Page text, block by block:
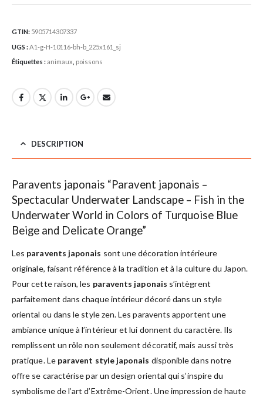
GTIN: 5905714307337
UGS :A1-g-H-10116-bh-b_225x161_sj
Étiquettes :animaux poissons
DESCRIPTION
Paravents japonais “Paravent japonais –
Spectacular Underwater Landscape – Fish in the
Underwater World in Colors of Turquoise Blue
Beige and Delicate Orange”
Les paravents japonais sont une décoration intérieure
originale, faisant référence à la tradition et à la culture du Japon.
Pour cette raison, les paravents japonais s’intègrent
parfaitement dans chaque intérieur décoré dans un style
oriental ou dans le style zen. Les paravents apportent une
ambiance unique à l’intérieur et lui donnent du caractère. Ils
remplissent un rôle non seulement décoratif, mais aussi très
pratique. Le paravent style japonais disponible dans notre
offre se caractérise par un design oriental qui s’inspire du
symbolisme de l’art d’Extrême-Orient. Une impression de haute